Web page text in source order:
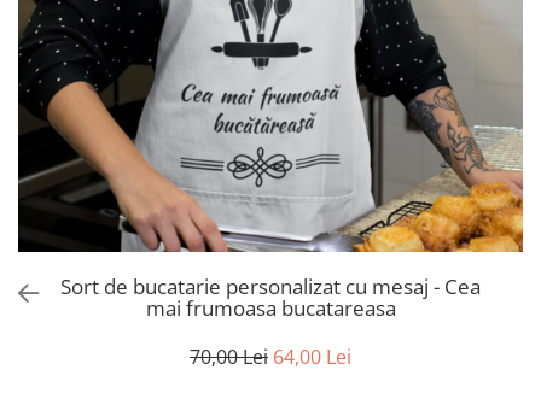
Puzzle personalizat
Rame foto personalizate
Plachete personalizate
Sort personalizat
Tricouri personalizate
Pix personalizat
Set cadou
evenimente
Tavita de mot
Umerase Personalizate
Pahare personalizate
Sort de bucatarie personalizat cu mesaj - Cea
mai frumoasa bucatareasa
70,00 Lei 64,00 Lei